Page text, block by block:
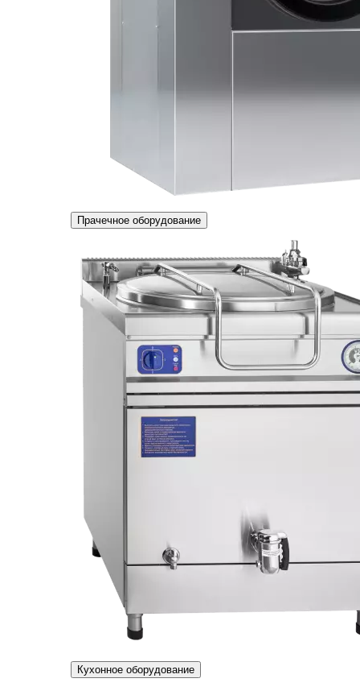
Прачечное оборудование
Кухонное оборудование